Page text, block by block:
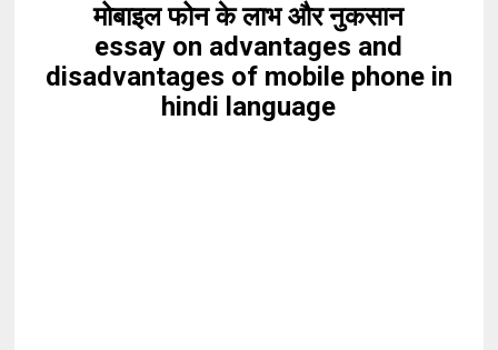
मोबाइल फोन के लाभ और नुकसान
essay on advantages and
disadvantages of mobile phone in
hindi language